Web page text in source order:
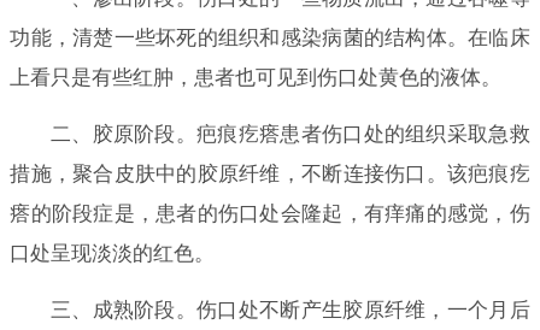
功能，清楚一些坏死的组织和感染病菌的结构体。在临床
上看只是有些红肿，患者也可见到伤口处黄色的液体。
二、胶原阶段。疤痕疙瘩患者伤口处的组织采取急救
措施，聚合皮肤中的胶原纤维，不断连接伤口。该疤痕疙
瘩的阶段症是，患者的伤口处会隆起，有痒痛的感觉，伤
口处呈现淡淡的红色。
三、成熟阶段。伤口处不断产生胶原纤维，一个月后